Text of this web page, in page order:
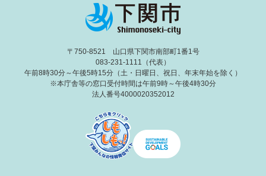
〒750-8521 山口県下関市南部町1番1号
083-231-1111（代表）
午前8時30分～午後5時15分（土・日曜日、祝日、年末年始を除く）
※本庁舎等の窓口受付時間は午前9時～午後4時30分
法人番号4000020352012